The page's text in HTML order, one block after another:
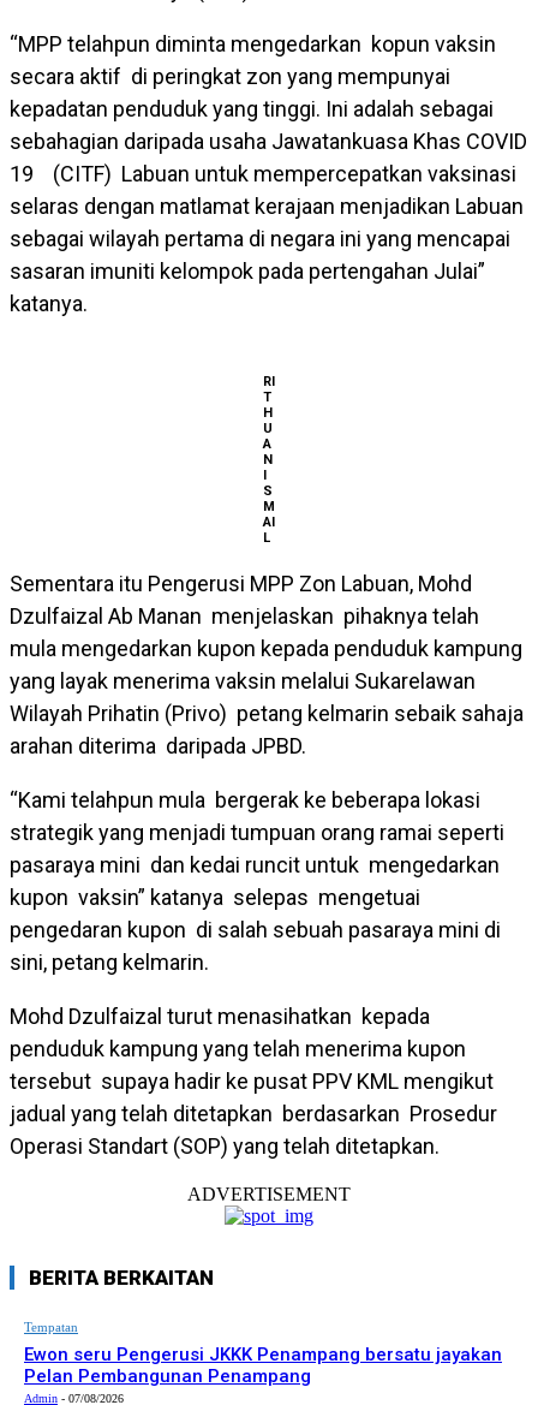
“MPP telahpun diminta mengedarkan kopun vaksin
secara aktif di peringkat zon yang mempunyai
kepadatan penduduk yang tinggi. Ini adalah sebagai
sebahagian daripada usaha Jawatankuasa Khas COVID
19 (CITF) Labuan untuk mempercepatkan vaksinasi
selaras dengan matlamat kerajaan menjadikan Labuan
sebagai wilayah pertama di negara ini yang mencapai
sasaran imuniti kelompok pada pertengahan Julai”
katanya.
RI
T
H
U
A
N
S
M
AI
L
Sementara itu Pengerusi MPP Zon Labuan, Mohd
Dzulfaizal Ab Manan menjelaskan pihaknya telah
mula mengedarkan kupon kepada penduduk kampung
yang layak menerima vaksin melalui Sukarelawan
Wilayah Prihatin (Privo) petang kelmarin sebaik sahaja
arahan diterima daripada JPBD.
“Kami telahpun mula bergerak ke beberapa lokasi
strategik yang menjadi tumpuan orang ramai seperti
pasaraya mini dan kedai runcit untuk mengedarkan
kupon vaksin” katanya selepas mengetuai
pengedaran kupon di salah sebuah pasaraya mini di
sini, petang kelmarin.
Mohd Dzulfaizal turut menasihatkan kepada
penduduk kampung yang telah menerima kupon
tersebut supaya hadir ke pusat PPV KML mengikut
jadual yang telah ditetapkan berdasarkan Prosedur
Operasi Standart (SOP) yang telah ditetapkan.
ADVERTISEMENT
BERITA BERKAITAN
Tempatan
Ewon seru Pengerusi JKKK Penampang bersatu jayakan
Pelan Pembangunan Penampang
Admin - 07/08/2026